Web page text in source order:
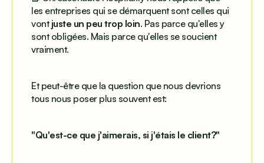
les entreprises qui se démarquent sont celles qui
vont juste un peu trop loin. Pas parce qu'elles y
sont obligées. Mais parce qu'elles se soucient
vraiment.
Et peut-être que la question que nous devrions
tous nous poser plus souvent est:
"Qu'est-ce que j'aimerais, si j'étais le client?"